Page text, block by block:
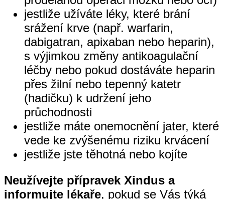
jestliže užíváte léky, které brání
srážení krve (např. warfarin,
dabigatran, apixaban nebo heparin),
s výjimkou změny antikoagulační
léčby nebo pokud dostáváte heparin
přes žilní nebo tepenný katetr
(hadičku) k udržení jeho
průchodnosti
jestliže máte onemocnění jater, které
vede ke zvýšenému riziku krvácení
jestliže jste těhotná nebo kojíte
Neužívejte přípravek Xindus a
informujte lékaře, pokud se Vás týká